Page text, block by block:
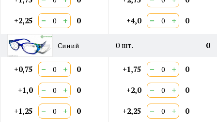
+2,25 − + 0 +4,0 − + 0
Синий 0шт. 0
+0,75 − + 0
+1,0 − + 0
+1,25 − + 0
+1,75 − + 0
+2,0 − + 0
+2,25 − + 0